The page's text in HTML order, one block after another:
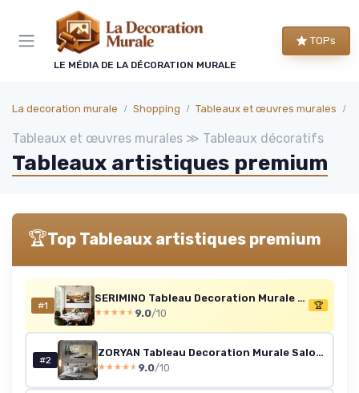
LE MÉDIA DE LA DÉCORATION MURALE
TOPs
La decoration murale Shopping Tableaux et œuvres murales
Tableaux et œuvres murales ≫ Tableaux décoratifs
Tableaux artistiques premium
🏆Top Tableaux artistiques premium
#1
SERIMINO Tableau Decoration Murale Grand, Vintage Cuisine Decoration Maison, Impression sur Toile Moderne, Décoration Naturelle Artistique Paysage pour Salon Chambre Bureau 73x146 cm Domaine Viticole Européen 146L x 73l cm
★★★★★
★★★★★ 9.0/10
🏆
#2
ZORYAN Tableau Decoration Murale Salon Cadre en Bois Pierres Zen En Bambou Décoration Murale Prêt à Suspendre 70x140cm Vert Tableau Artistique pour Chambre Adulte, Peinture Décorative Toile tendue sur châssis en bois 70x140 cm
★★★★★
★★★★★ 9.0/10
Panneau de gestion des cookies